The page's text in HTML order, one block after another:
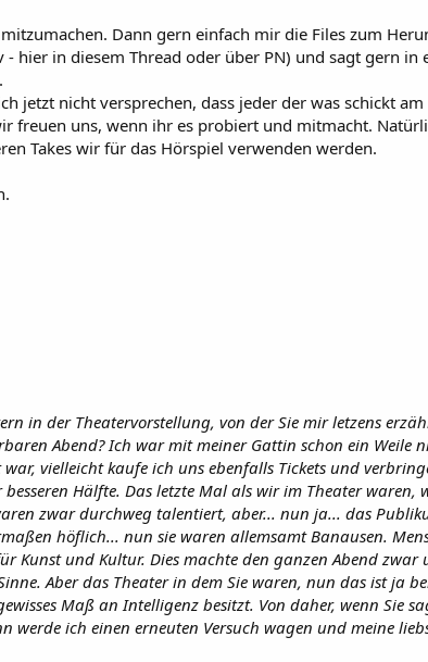
Dann gern einfach mir die Files zum
- hier in diesem Thread oder über PN) und sagt gern in
jetzt nicht versprechen, dass jeder der was schickt am
freuen uns, wenn ihr es probiert und mitmacht.
Takes wir für das Hörspiel verwenden werden.
in der Theatervorstellung, von der Sie mir letzens
Abend? Ich war mit meiner Gattin schon ein Weile
vielleicht kaufe ich uns ebenfalls Tickets und
Hälfte. Das letzte Mal als wir im Theater waren,
zwar durchweg talentiert, aber... nun ja... das
höflich... nun sie waren allemsamt Banausen.
Kunst und Kultur. Dies machte den ganzen Abend zwar
Aber das Theater in dem Sie waren, nun das ist ja
Maß an Intelligenz besitzt. Von daher, wenn Sie
werde ich einen erneuten Versuch wagen und meine